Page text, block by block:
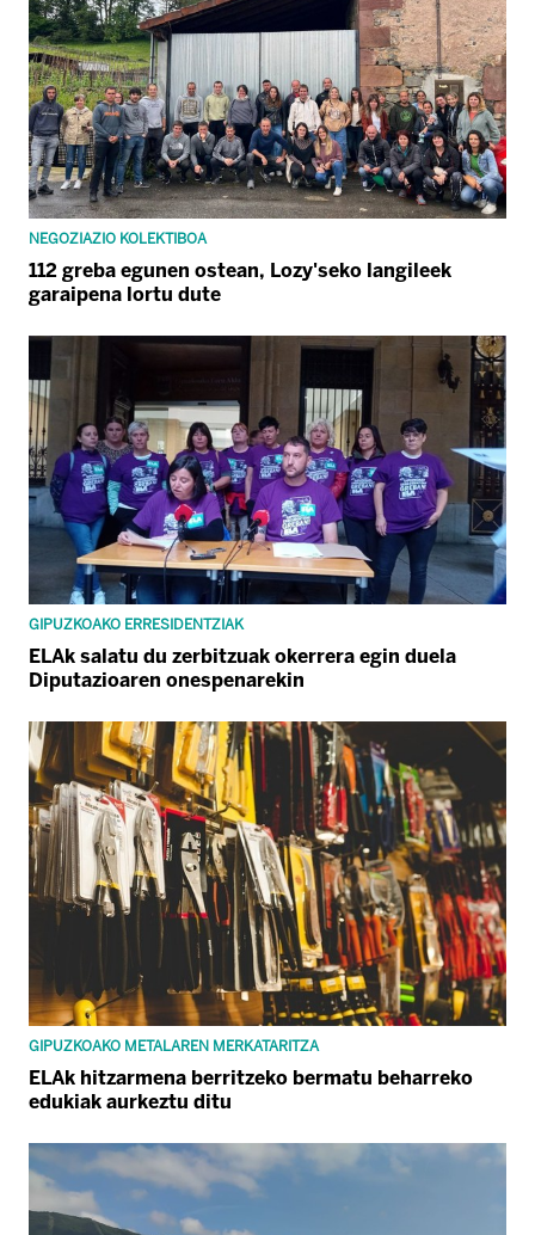
NEGOZIAZIO KOLEKTIBOA
112 greba egunen ostean, Lozy'seko langileek
garaipena lortu dute
GIPUZKOAKO ERRESIDENTZIAK
ELAk salatu du zerbitzuak okerrera egin duela
Diputazioaren onespenarekin
GIPUZKOAKO METALAREN MERKATARITZA
ELAk hitzarmena berritzeko bermatu beharreko
edukiak aurkeztu ditu